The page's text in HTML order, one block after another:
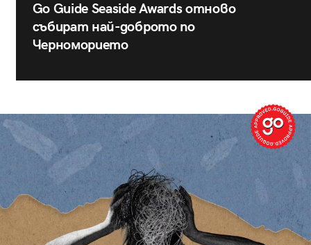
Go Guide Seaside Awards отново
събират най-доброто по
Черноморието